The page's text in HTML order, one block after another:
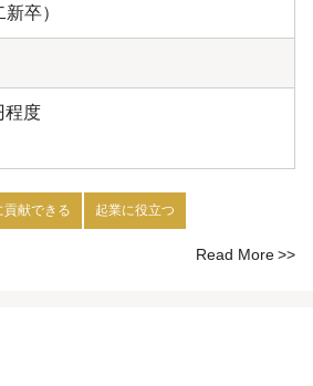
卒）
程度
貢献できる 起業に役立つ
Read More